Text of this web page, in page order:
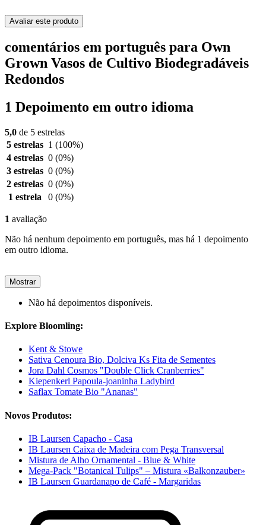
Avaliar este produto
comentários em português para Own
Grown Vasos de Cultivo Biodegradáveis
Redondos
1 Depoimento em outro idioma
5,0 de 5 estrelas
5 estrelas 1 (100%)
4 estrelas 0 (0%)
3 estrelas 0 (0%)
2 estrelas 0 (0%)
1 estrela
0 (0%)
1 avaliação
Não há nenhum depoimento em português, mas há 1 depoimento
em outro idioma.
Mostrar
Não há depoimentos disponíveis.
Explore Bloomling:
Kent & Stowe
Sativa Cenoura Bio, Dolciva Ks Fita de Sementes
Jora Dahl Cosmos "Double Click Cranberries"
Kiepenkerl Papoula-joaninha Ladybird
Saflax Tomate Bio "Ananas"
Novos Produtos:
IB Laursen Capacho - Casa
IB Laursen Caixa de Madeira com Pega Transversal
Mistura de Alho Ornamental - Blue & White
Mega-Pack "Botanical Tulips" – Mistura «Balkonzauber»
IB Laursen Guardanapo de Café - Margaridas